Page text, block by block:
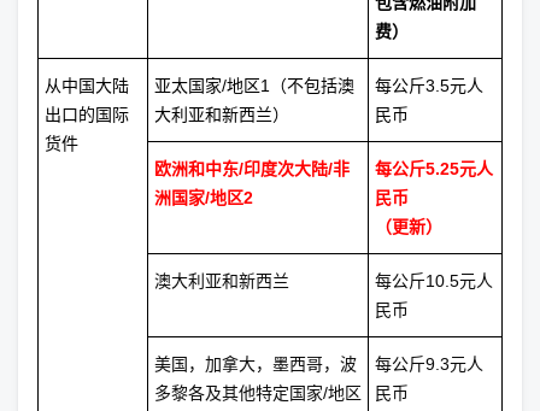
费）
从中国大陆
出口的国际
货件
亚太国家/地区1（不包括澳
大利亚和新西兰）
每公斤3.5元人
民币
欧洲和中东/印度次大陆/非
洲国家/地区2
每公斤5.25元人
民币
（更新）
澳大利亚和新西兰
每公斤10.5元人
民币
美国，加拿大，墨西哥，波
多黎各及其他特定国家/地区
每公斤9.3元人
民币